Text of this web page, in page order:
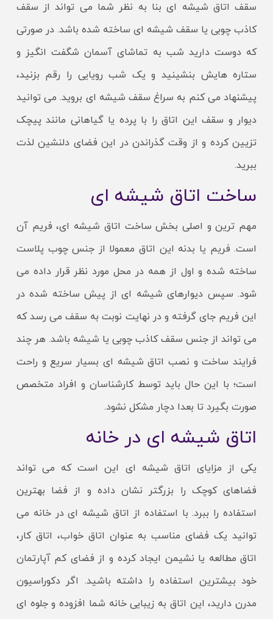
سقف اتاق شیشه ای بنا به نظر شما می تواند از سقف
کاذب چوبی یا سقف شیشه ای ساخته شده باشد. در صورتی
که دوست دارید شب به تماشای آسمان شگفت انگیز و
ستاره هایش بنشینید و یک شب رویایی را رقم بزنید،
پیشنهاد می کنم به سراغ سقف شیشه ای بروید. می توانید
دیوار و سقف این اتاق را با پرده یا گیاهانی مانند پیچک
تزیین کرده و از وقت گذراندن در این فضای دلنشین لذت
ببرید.
ساخت اتاق شیشه ای
مهم ترین و اصلی بخش ساخت اتاق شیشه ای، فریم آن
است. فریم یا بدنه این اتاق معمولا از جنس چوب پلاست
ساخته شده و اول از همه در محل مورد نظر قرار داده می
شود. سپس دیوارهای شیشه ای از پیش ساخته شده در
این فریم جای گرفته و در نهایت نوبت به سقف می رسد که
می تواند از جنس سقف کاذب چوبی یا شیشه باشد. هر چند
فرایند ساخت و نصب اتاق شیشه ای بسیار سریع و راحت
است؛ با این حال باید توسط کارشناسان و افراد متخصص
صورت بگیرد تا بعدا دچار مشکل نشود.
اتاق شیشه ای در خانه
یکی از مزایای اتاق شیشه ای این است که می تواند
فضاهای کوچک را بزرگتر نشان داده و از فضا بهترین
استفاده را ببرد. با استفاده از اتاق شیشه ای در خانه می
توانید یک فضای مناسب به عنوان اتاق خواب، اتاق کار،
اتاق مطالعه یا نشیمن ایجاد کرده و از فضای کم آپارتمان
خود بیشترین استفاده را داشته باشید. اگر دکوراسیون
مدرن دارید، این اتاق به زیبایی خانه شما افزوده و جلوه ای